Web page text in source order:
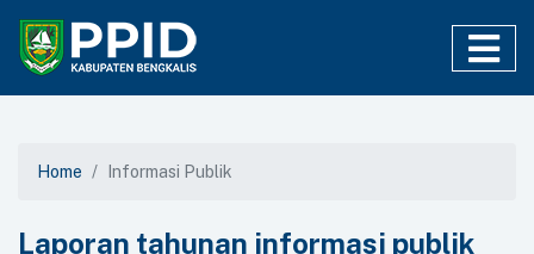
Home Informasi Publik
Laporan tahunan informasi publik